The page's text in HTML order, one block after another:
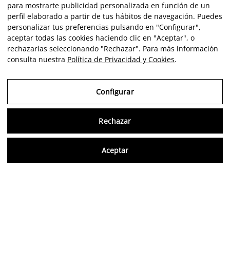
para mostrarte publicidad personalizada en función de un
perfil elaborado a partir de tus hábitos de navegación. Puedes
personalizar tus preferencias pulsando en "Configurar",
aceptar todas las cookies haciendo clic en "Aceptar", o
rechazarlas seleccionando "Rechazar". Para más información
consulta nuestra Política de Privacidad y Cookies.
Configurar
Rechazar
Aceptar